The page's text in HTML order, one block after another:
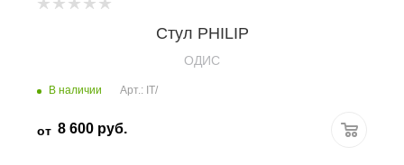
Стул PHILIP
OДИС
В наличии Арт.: IT/
от 8 600 руб.